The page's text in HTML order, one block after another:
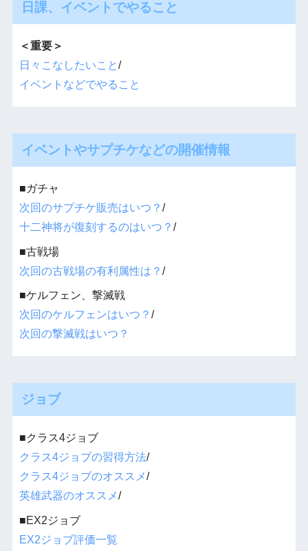
日課、イベントでやること
＜重要＞
日々こなしたいこと/
イベントなどでやること
イベントやサプチケなどの開催情報
■ガチャ
次回のサプチケ販売はいつ？ /
十二神将が復刻するのはいつ？ /
■古戦場
次回の古戦場の有利属性は？ /
■ケルフェン、撃滅戦
次回のケルフェンはいつ？ /
次回の撃滅戦はいつ？
ジョブ
■クラス4ジョブ
クラス4ジョブの習得方法/
クラス4ジョブのオススメ/
英雄武器のオススメ/
■EX2ジョブ
EX2ジョブ評価一覧